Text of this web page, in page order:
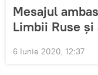
Mesajul
Limbii Ruse
6 Iunie 2020, 12:37